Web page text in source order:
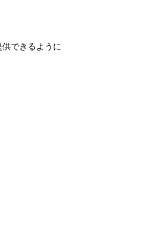
できるように